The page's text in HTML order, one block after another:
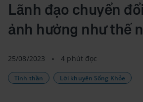
Lãnh đạo chuyển
ảnh hưởng như thế
25/08/2023 4 phút đọc
Tinh thần Lời khuyên Sống Khỏe